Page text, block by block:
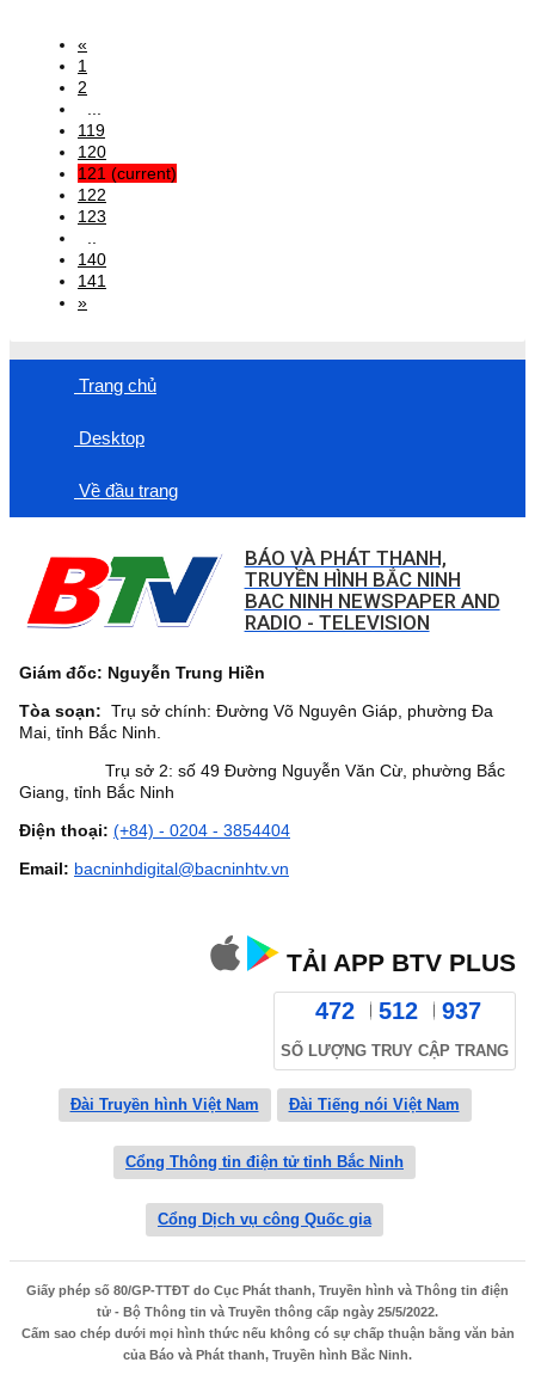
«
1
2
119
120
121 (current)
122
123
140
141
»
Trang chủ
Desktop
Về đầu trang
BÁO VÀ PHÁT THANH,
TRUYỀN HÌNH BẮC NINH
BAC NINH NEWSPAPER AND
RADIO - TELEVISION
Giám đốc: Nguyễn Trung Hiền
Tòa soạn: Trụ sở chính: Đường Võ Nguyên Giáp, phường Đa
Mai, tỉnh Bắc Ninh.
Trụ sở 2: số 49 Đường Nguyễn Văn Cừ, phường Bắc
Giang, tỉnh Bắc Ninh
Điện thoại: (+84) - 0204 - 3854404
Email: bacninhdigital@bacninhtv.vn
TẢI APP BTV PLUS
472 512 937
SỐ LƯỢNG TRUY CẬP TRANG
Đài Truyền hình Việt Nam Đài Tiếng nói Việt Nam
Cổng Thông tin điện tử tỉnh Bắc Ninh
Cổng Dịch vụ công Quốc gia
Giấy phép số 80/GP-TTĐT do Cục Phát thanh, Truyền hình và Thông tin điện
tử - Bộ Thông tin và Truyền thông cấp ngày 25/5/2022.
Cấm sao chép dưới mọi hình thức nếu không có sự chấp thuận bằng văn bản
của Báo và Phát thanh, Truyền hình Bắc Ninh.